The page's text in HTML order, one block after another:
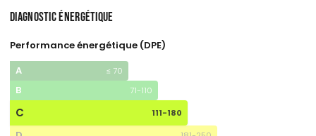
DIAGNOSTIC ÉNERGÉTIQUE
Performance énergétique (DPE)
A
≤ 70
B 71-110
C 111-180